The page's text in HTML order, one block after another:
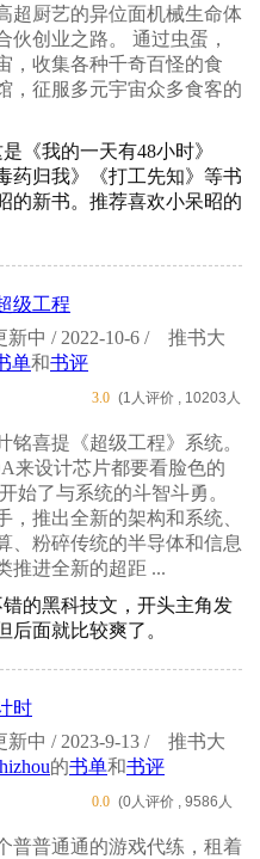
超厨艺的异位面机械生命体
伙创业之路。 通过虫蛋，
，收集各种千奇百怪的食
，征服多元宇宙众多食客的
《我的一天有48小时》
药归我》《打工先知》等书
的新书。推荐喜欢小呆昭的
级工程
新中 / 2022-10-6 /
推书大
单和书评
3.0 (1人评价 , 10203人
铭喜提《超级工程》系统。
来设计芯片都要看脸色的
始了与系统的斗智斗勇。
，推出全新的架构和系统、
、粉碎传统的半导体和信息
推进全新的超距 ...
的黑科技文，开头主角发
后面就比较爽了。
时
中 / 2023-9-13 /
推书大
的书单和书评
0.0 (0人评价 , 9586人
普普通通的游戏代练，租着